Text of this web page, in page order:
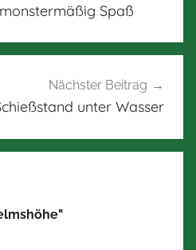
Spaß
Nächster Beitrag
unter Wasser